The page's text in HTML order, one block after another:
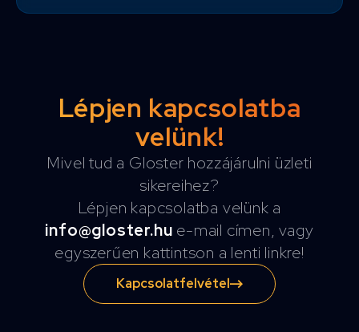
Lépjen kapcsolatba
velünk!
Mivel tud a Gloster hozzájárulni üzleti
sikereihez?
Lépjen kapcsolatba velünk a
info@gloster.hu e-mail címen, vagy
egyszerűen kattintson a lenti linkre!
Kapcsolatfelvétel